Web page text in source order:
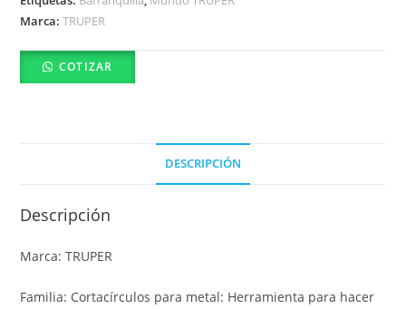
Marca:TRUPER
COTIZAR
DESCRIPCIÓN
Descripción
Marca: TRUPER
Familia: Cortacírculos para metal: Herramienta para hacer